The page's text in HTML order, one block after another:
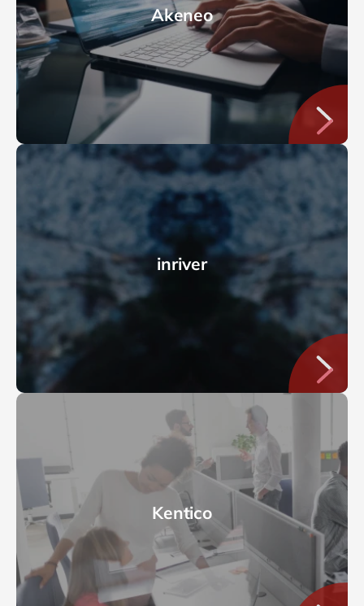
Akeneo
inriver
Kentico